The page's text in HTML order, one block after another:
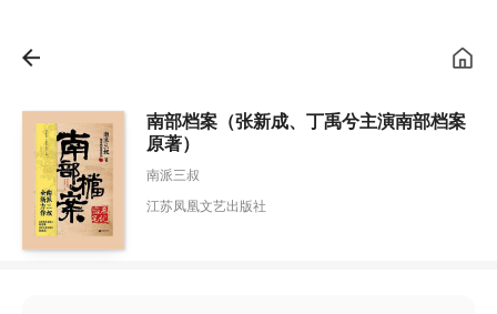
南部档案（张新成、丁禹兮主演南部档案
原著）
南派三叔
江苏凤凰文艺出版社